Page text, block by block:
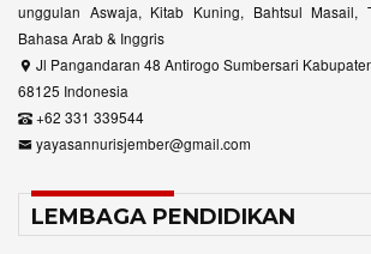
unggulan Aswaja, Kitab Kuning, Bahtsul Masail,
Bahasa Arab & Inggris
Jl Pangandaran 48 Antirogo Sumbersari
68125 Indonesia
+62 331 339544
yayasannurisjember@gmail.com
LEMBAGA PENDIDIKAN